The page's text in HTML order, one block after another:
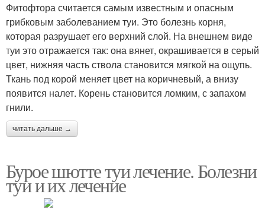
Фитофтора считается самым известным и опасным
грибковым заболеванием туи. Это болезнь корня,
которая разрушает его верхний слой. На внешнем виде
туи это отражается так: она вянет, окрашивается в серый
цвет, нижняя часть ствола становится мягкой на ощупь.
Ткань под корой меняет цвет на коричневый, а внизу
появится налет. Корень становится ломким, с запахом
гнили.
читать дальше →
Бурое шютте туи лечение. Болезни
туи и их лечение